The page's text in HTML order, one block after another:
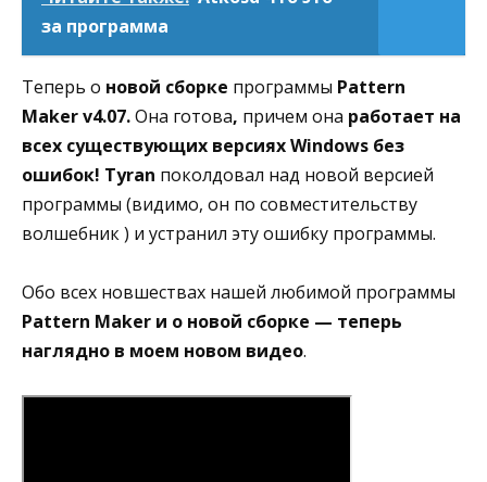
за программа
Теперь о новой сборке программы Pattern
Maker v4.07.Она готова, причем она работает на
всех существующих версиях Windows без
ошибок! Tyran поколдовал над новой версией
программы (видимо, он по совместительству
волшебник ) и устранил эту ошибку программы.
Обо всех новшествах нашей любимой программы
Pattern Maker и о новой сборке — теперь
наглядно в моем новом видео.